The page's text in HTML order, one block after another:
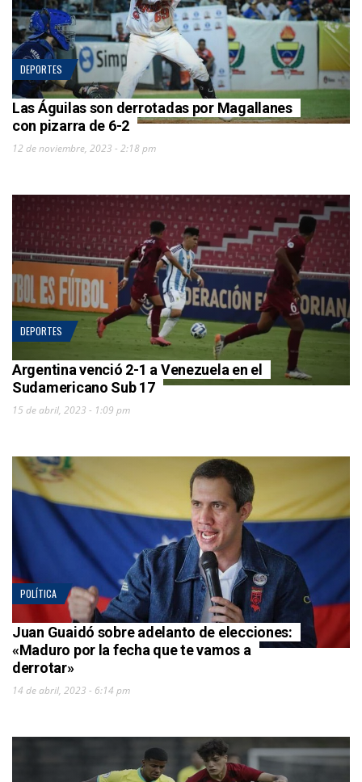
DEPORTES
Las Águilas son derrotadas por Magallanes
con pizarra de 6-2
12 de noviembre, 2023 - 2:18 pm
DEPORTES
Argentina venció 2-1 a Venezuela en el
Sudamericano Sub 17
15 de abril, 2023 - 1:09 pm
POLÍTICA
Juan Guaidó sobre adelanto de elecciones:
«Maduro por la fecha que te vamos a
derrotar»
14 de abril, 2023 - 6:14 pm